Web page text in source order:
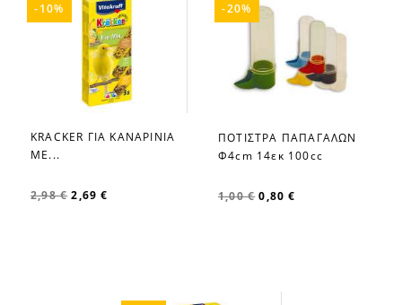
favorite_border
KRACKER ΓΙΑ ΚΑΝΑΡΙΝΙΑ
ΜΕ...
2,98 € 2,69 €
-10%
favorite_border
ΠΟΤΙΣΤΡΑ ΠΑΠΑΓΑΛΩΝ
Φ4cm 14εκ 100cc
1,00 € 0,80 €
-20%